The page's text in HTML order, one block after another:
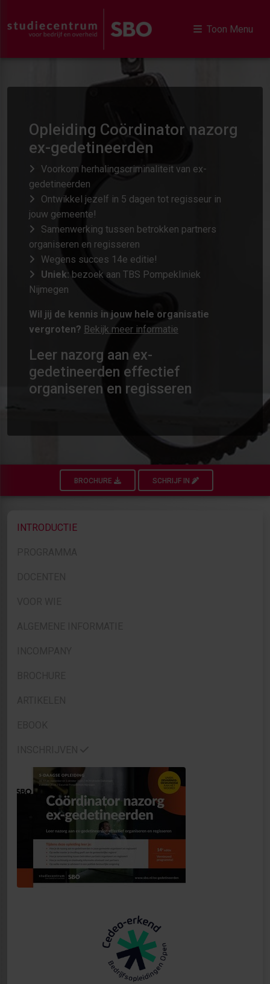
Toon Menu
Opleiding Coördinator nazorg
ex-gedetineerden
Voorkom herhalingscriminaliteit van ex-
gedetineerden
Ontwikkel jezelf in 5 dagen tot regisseur in
jouw gemeente!
Samenwerking tussen betrokken partners
organiseren en regisseren
Wegens succes 14e editie!
Uniek: bezoek aan TBS Pompekliniek
Nijmegen
Wil jij de kennis in jouw hele organisatie
vergroten? Bekijk meer informatie
Leer nazorg aan ex-
gedetineerden effectief
organiseren en regisseren
BROCHURE SCHRIJF IN
INTRODUCTIE